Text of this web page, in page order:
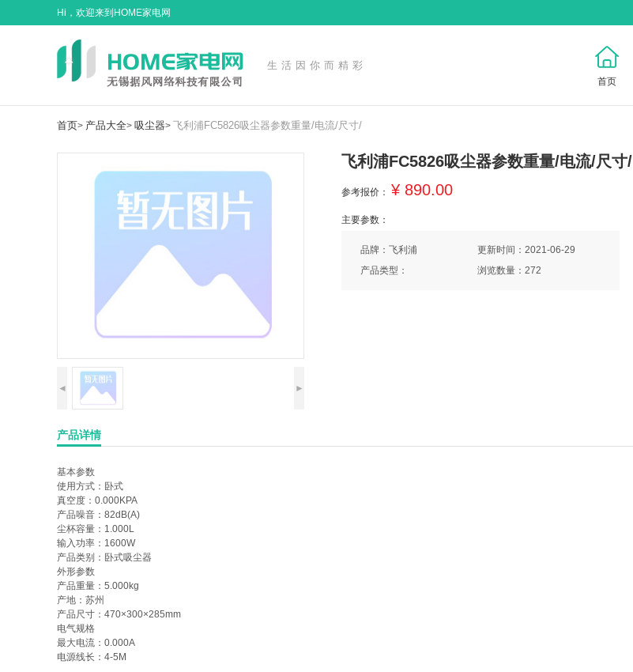
Hi，欢迎来到HOME家电网
生活因你而精彩
首页
首页> 产品大全> 吸尘器> 飞利浦FC5826吸尘器参数重量/电流/尺寸/
►
◄
飞利浦FC5826吸尘器参数重量/电流/尺寸/
参考报价： ¥ 890.00
主要参数：
品牌：飞利浦
更新时间：2021-06-29
产品类型：
浏览数量：272
产品详情
基本参数
使用方式： 卧式
真空度： 0.000KPA
产品噪音： 82dB(A)
尘杯容量： 1.000L
输入功率： 1600W
产品类别： 卧式吸尘器
外形参数
产品重量： 5.000kg
产地： 苏州
产品尺寸： 470×300×285mm
电气规格
最大电流： 0.000A
电源线长： 4-5M